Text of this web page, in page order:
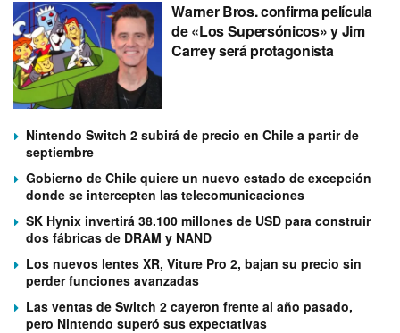
Warner Bros. confirma película
de «Los Supersónicos» y Jim
Carrey será protagonista
Nintendo Switch 2 subirá de precio en Chile a partir de
septiembre
Gobierno de Chile quiere un nuevo estado de excepción
donde se intercepten las telecomunicaciones
SK Hynix invertirá 38.100 millones de USD para construir
dos fábricas de DRAM y NAND
Los nuevos lentes XR, Viture Pro 2, bajan su precio sin
perder funciones avanzadas
Las ventas de Switch 2 cayeron frente al año pasado,
pero Nintendo superó sus expectativas